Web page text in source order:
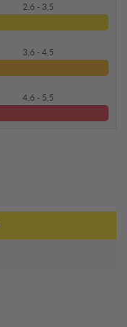
2,6 - 3,5
3,6 - 4,5
4,6 - 5,5